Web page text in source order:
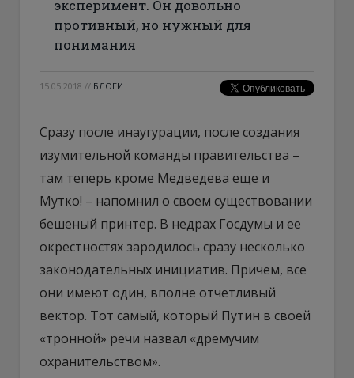
эксперимент. Он довольно
противный, но нужный для
понимания
15.05.2018 // БЛОГИ
Сразу после инаугурации, после создания
изумительной команды правительства –
там теперь кроме Медведева еще и
Мутко! – напомнил о своем существовании
бешеный принтер. В недрах Госдумы и ее
окрестностях зародилось сразу несколько
законодательных инициатив. Причем, все
они имеют один, вполне отчетливый
вектор. Тот самый, который Путин в своей
«тронной» речи назвал «дремучим
охранительством».